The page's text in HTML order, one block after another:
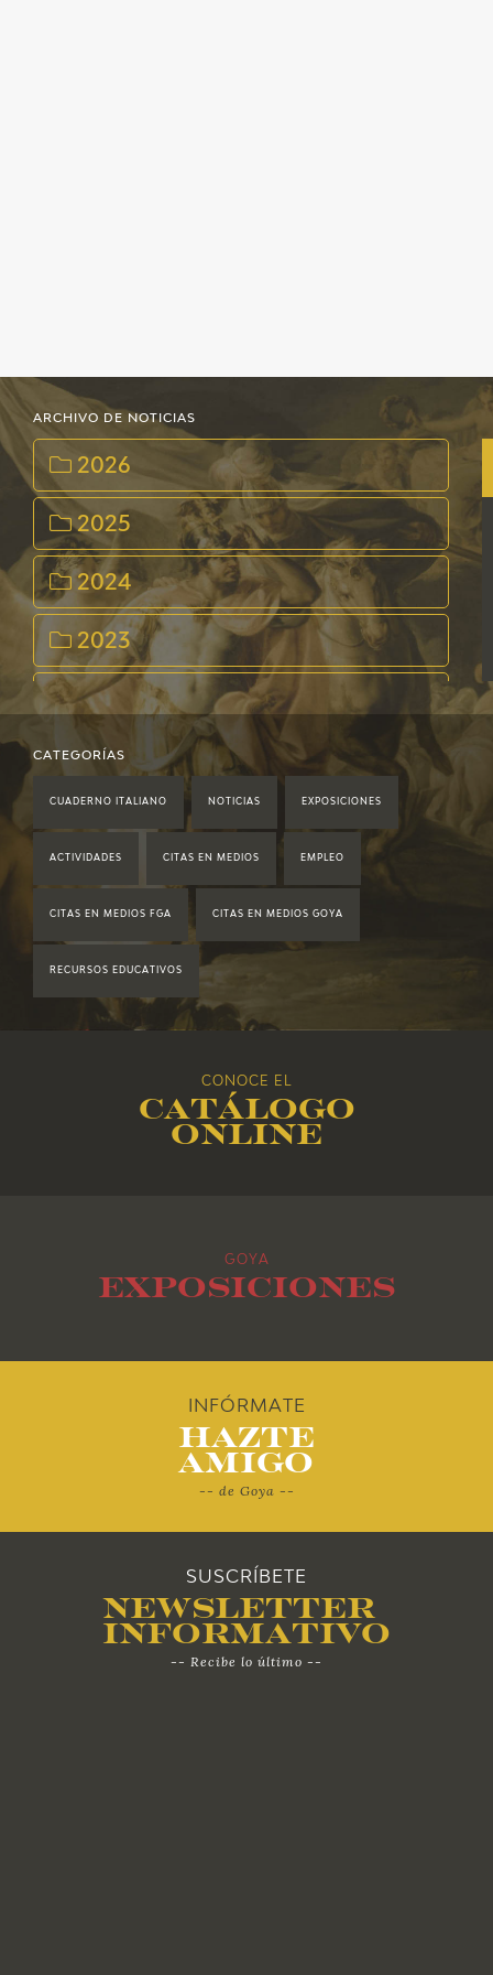
ARCHIVO DE NOTICIAS
2026
2025
2024
2023
2022
2021
2017
2012
CATEGORÍAS
CUADERNO ITALIANO NOTICIAS EXPOSICIONES
ACTIVIDADES CITAS EN MEDIOS EMPLEO
CITAS EN MEDIOS FGA CITAS EN MEDIOS GOYA
RECURSOS EDUCATIVOS
CONOCE EL
Catálogo
online
GOYA
Exposiciones
INFÓRMATE
Hazte
Amigo
-- de Goya --
SUSCRÍBETE
Newsletter
Informativo
-- Recibe lo último --